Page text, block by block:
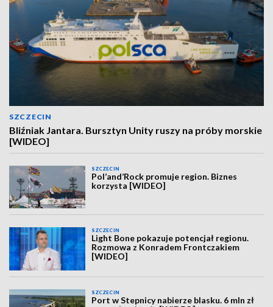
SZCZECIN
Bliźniak Jantara. Bursztyn Unity ruszy na próby morskie
[WIDEO]
SZCZECIN
Pol’and’Rock promuje region. Biznes
korzysta [WIDEO]
SZCZECIN
Light Bone pokazuje potencjał regionu.
Rozmowa z Konradem Frontczakiem
[WIDEO]
SZCZECIN
Port w Stepnicy nabierze blasku. 6 mln zł